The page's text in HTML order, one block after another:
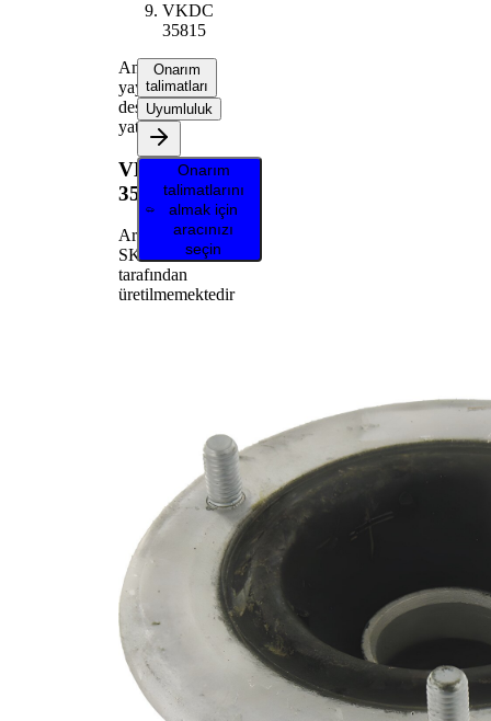
VKDC
35815
Amortisör
yayı
destek
yatağı
VKDC
35815
Artık
SKF
tarafından
üretilmemektedir
Onarım
talimatları
Uyumluluk
Onarım
talimatlarını
almak için
aracınızı
seçin